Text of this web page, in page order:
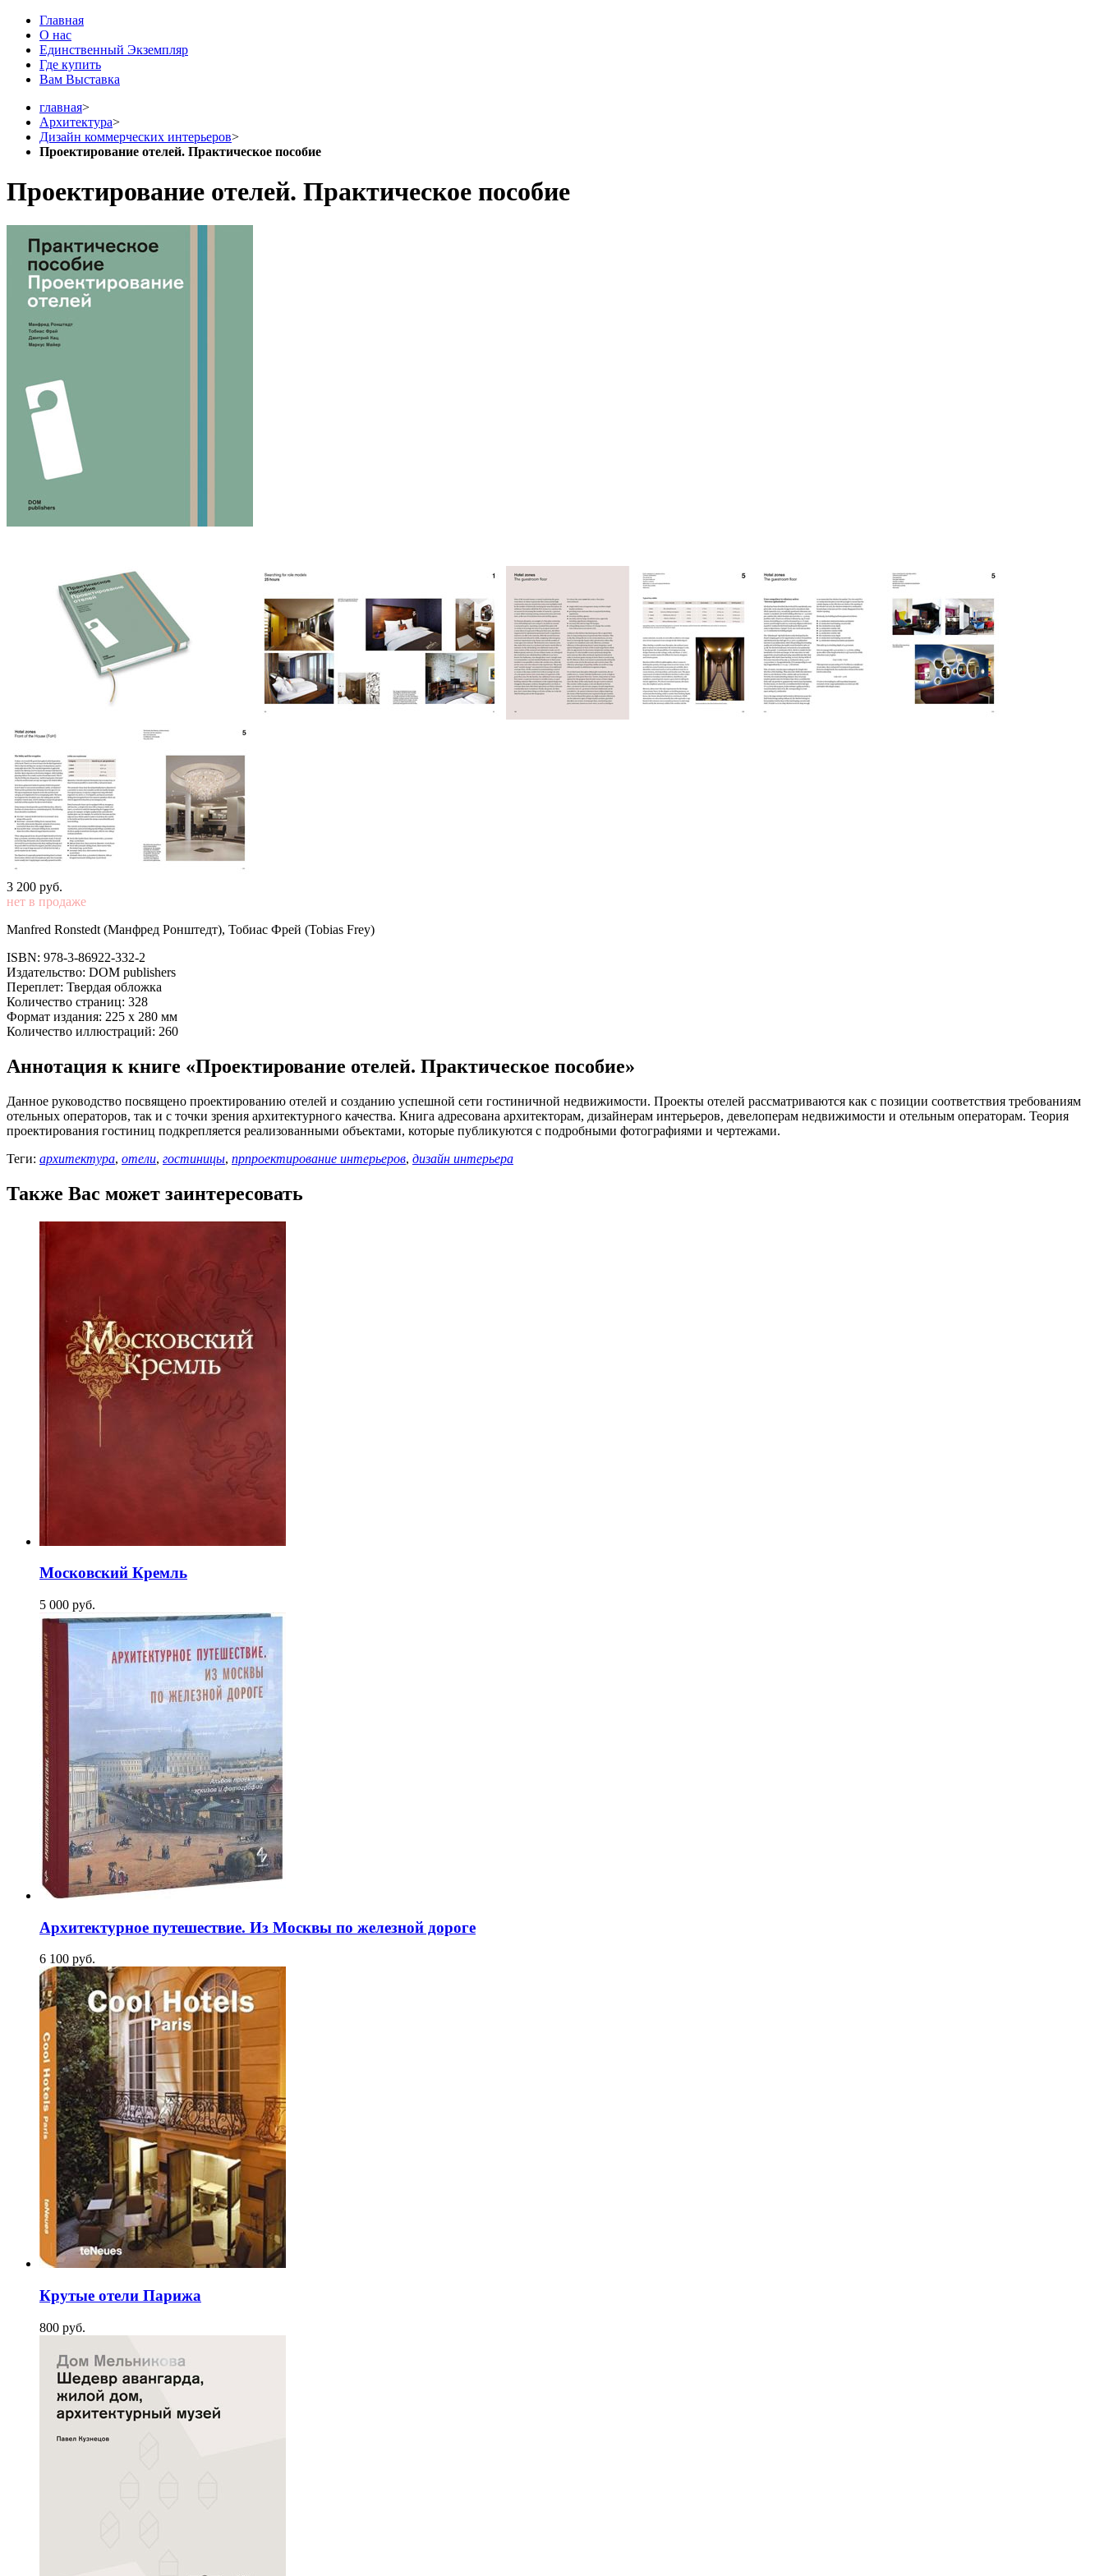
Главная
О нас
Единственный Экземпляр
Где купить
Вам Выставка
главная>
Архитектура>
Дизайн коммерческих интерьеров>
Проектирование отелей. Практическое пособие
Проектирование отелей. Практическое пособие
3 200 pуб.
нет в продаже
Manfred Ronstedt (Манфред Ронштедт), Тобиас Фрей (Tobias Frey)
ISBN: 978-3-86922-332-2
Издательство: DOM publishers
Переплет: Твердая обложка
Количество страниц: 328
Формат издания: 225 х 280 мм
Количество иллюстраций: 260
Аннотация к книге «Проектирование отелей. Практическое пособие»
Данное руководство посвящено проектированию отелей и созданию успешной сети гостиничной недвижимости. Проекты отелей рассматриваются как с позиции соответствия требованиям
отельных операторов, так и с точки зрения архитектурного качества. Книга адресована архитекторам, дизайнерам интерьеров, девелоперам недвижимости и отельным операторам. Теория
проектирования гостиниц подкрепляется реализованными объектами, которые публикуются с подробными фотографиями и чертежами.
Теги: архитектура, отели, гостиницы, прпроектирование интерьеров, дизайн интерьера
Также Вас может заинтересовать
Московский Кремль
5 000 pуб.
Архитектурное путешествие. Из Москвы по железной дороге
6 100 pуб.
Крутые отели Парижа
800 pуб.